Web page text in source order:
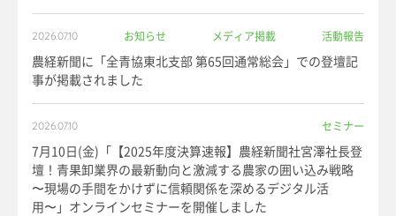
2026.07.10 お知らせ メディア掲載 活動報告
農経新聞に「全青協東北支部 第65回通常総会」での登壇記
事が掲載されました
2026.07.10 セミナー
7月10日(金)「【2025年度決算速報】農経新聞社宮澤社長登
壇！青果卸業界の最新動向と激減する農家の囲い込み戦略
〜現場の手間をかけずに信頼関係を深めるデジタル活
用〜」オンラインセミナーを開催しました